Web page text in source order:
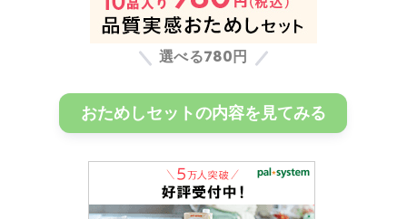
選べる780円
おためしセットの内容を見てみる